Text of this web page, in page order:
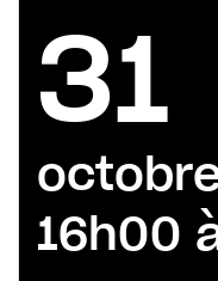
31
16h00